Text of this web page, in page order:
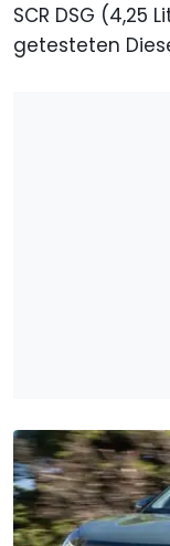
SCR DSG (4,25
getesteten